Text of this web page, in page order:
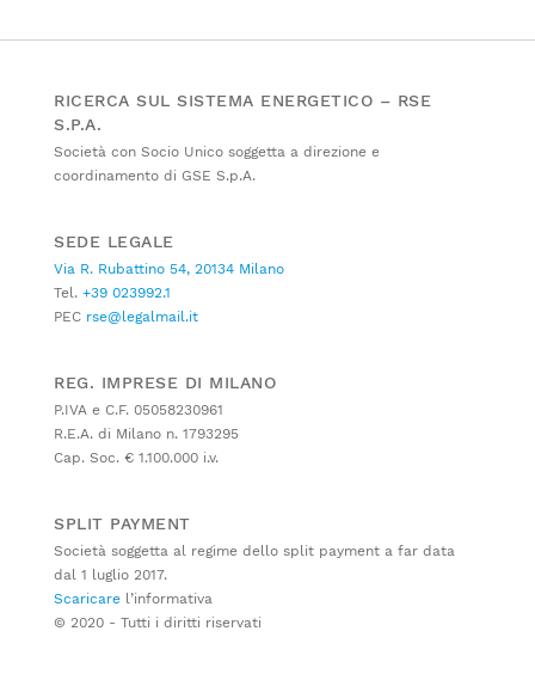
RICERCA SUL SISTEMA ENERGETICO – RSE
S.P.A.
Società con Socio Unico soggetta a direzione e
coordinamento di GSE S.p.A.
SEDE LEGALE
Via R. Rubattino 54, 20134 Milano
Tel. +39 023992.1
PEC rse@legalmail.it
REG. IMPRESE DI MILANO
P.IVA e C.F. 05058230961
R.E.A. di Milano n. 1793295
Cap. Soc. € 1.100.000 i.v.
SPLIT PAYMENT
Società soggetta al regime dello split payment a far data
dal 1 luglio 2017.
Scaricare l’informativa
© 2020 - Tutti i diritti riservati